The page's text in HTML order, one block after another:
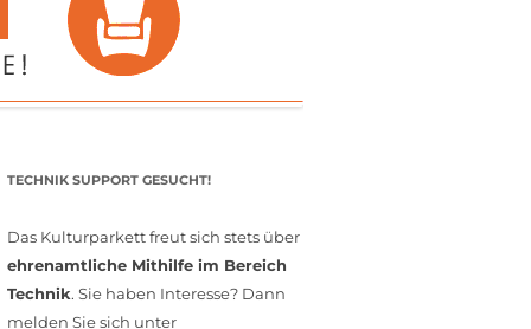
FÖRDERMITGLIED WERDEN
MITGLIEDSCHAFT
TECHNIK SUPPORT GESUCHT!
Das Kulturparkett freut sich stets über
ehrenamtliche Mithilfe im Bereich
Technik. Sie haben Interesse? Dann
melden Sie sich unter